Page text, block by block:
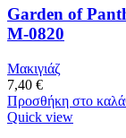
Garden of
M-0820
Μακιγιάζ
7,40 €
Προσθήκη στο
Quick view